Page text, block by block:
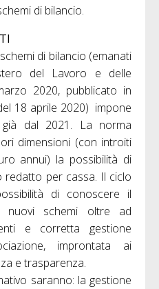
di bilancio.
di bilancio (emanati
del Lavoro e delle
2020, pubblicato in
18 aprile 2020) impone
dal 2021. La norma
dimensioni (con introiti
annui) la possibilità di
per cassa. Il ciclo
di conoscere il
nuovi schemi oltre ad
e corretta gestione
improntata ai
e trasparenza.
saranno: la gestione